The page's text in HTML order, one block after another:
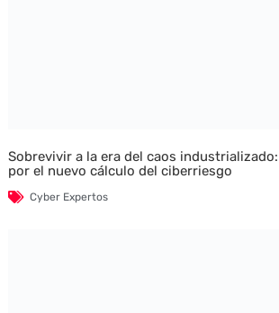
Sobrevivir a la era del caos
por el nuevo cálculo del ciberriesgo
Cyber Expertos